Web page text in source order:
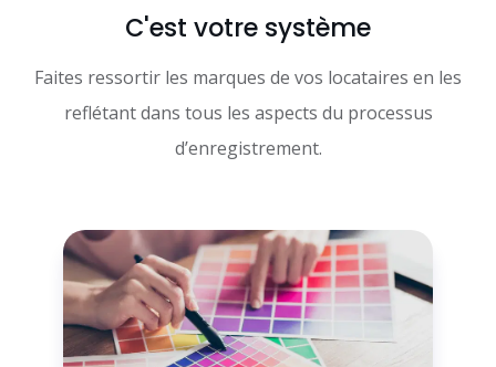
C'est votre système
Faites ressortir les marques de vos locataires en les
reflétant dans tous les aspects du processus
d’enregistrement.